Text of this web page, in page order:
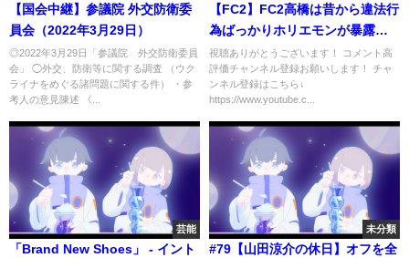
【国会中継】参議院 外交防衛委
員会（2022年3月29日）
◎2022年3月29日「参議院 外交防衛委員
会」 ◯外交、防衛等に関する調査 （ウク
ライナをめぐる諸問題に関する件） ・参
考人の意見陳述 《...
【FC2】FC2高橋は昔から違法行
為ばっかりホリエモンが暴露し
ます！ガーシーと仲がいい理由
を、ひろゆきと語る！（堀江貴
文、西村博之、東谷義和、街録
視聴ありがとうございます！ コメント高
評価チャンネル登録お願いします！ チャ
ンネル登録はこちら↓
https://www.youtube.c...
芸能
「Brand New Shoes」 - イント
未分類
#79【山田涼介の休日】オフを全